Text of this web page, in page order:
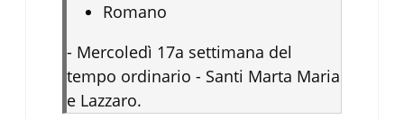
Romano
- Mercoledì 17a settimana del
tempo ordinario - Santi Marta Maria
e Lazzaro.